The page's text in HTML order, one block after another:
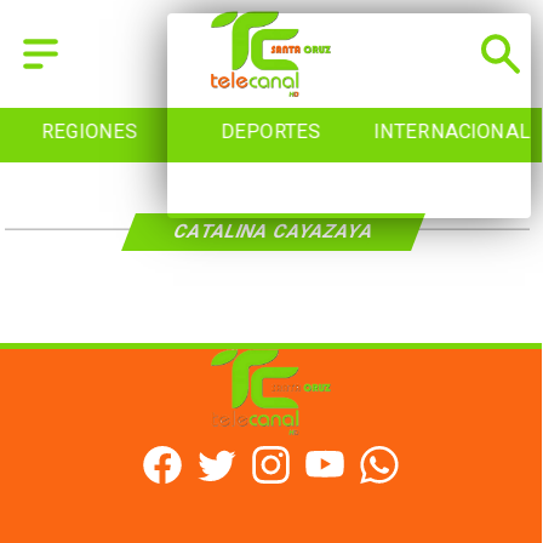
REGIONES DEPORTES INTERNACIONAL
CATALINA CAYAZAYA